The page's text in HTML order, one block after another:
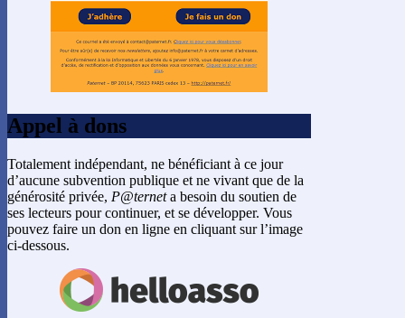
Appel à dons
Totalement indépendant, ne bénéficiant à ce jour
d’aucune subvention publique et ne vivant que de la
générosité privée, P@terneta besoin du soutien de
ses lecteurs pour continuer, et se développer. Vous
pouvez faire un don en ligne en cliquant sur l’image
ci-dessous.